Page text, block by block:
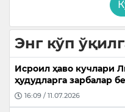
Энг кўп
Исроил ҳаво кучлари
ҳудудларга зарбалар
16:09 / 11.07.2026